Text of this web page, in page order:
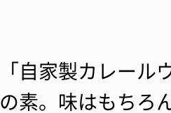
「自家製カレール
の素。味はもちろ